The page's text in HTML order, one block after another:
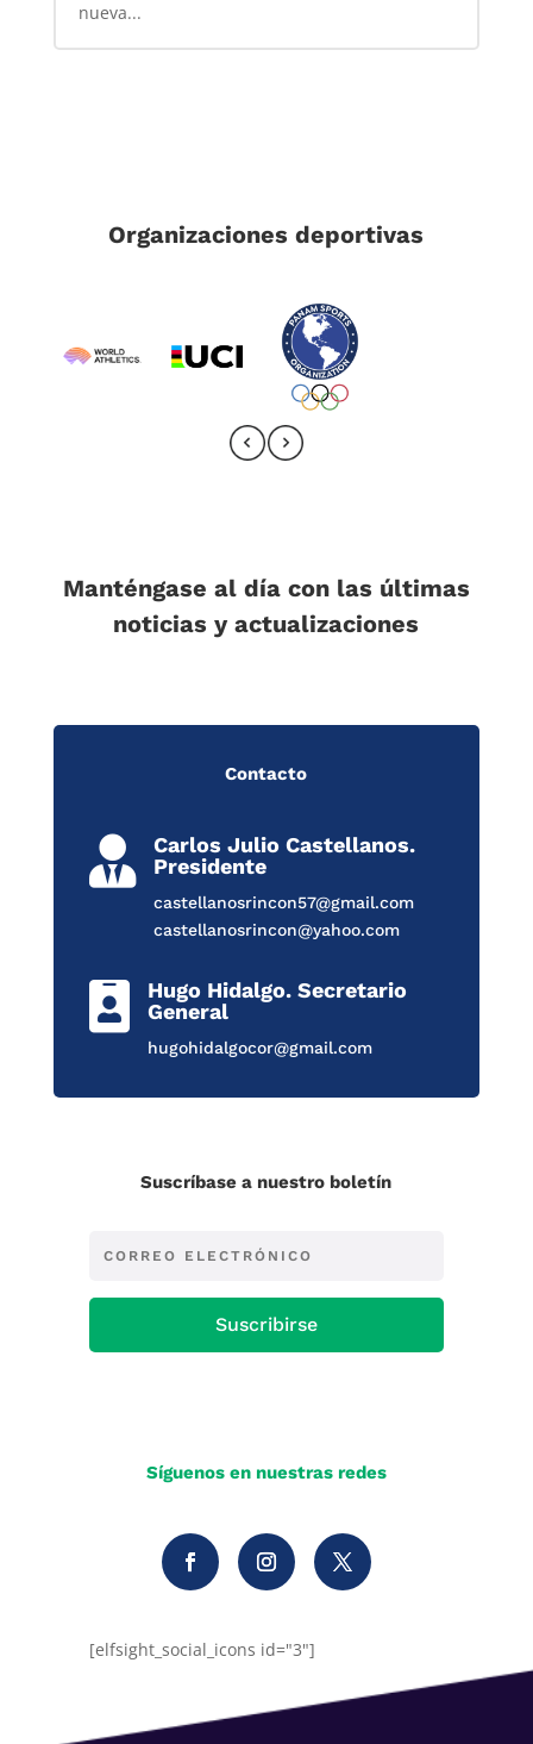
nueva...
Organizaciones deportivas
Manténgase al día con las últimas
noticias y actualizaciones
Contacto

Carlos Julio Castellanos.
Presidente
castellanosrincon57@gmail.com
castellanosrincon@yahoo.com

Hugo Hidalgo. Secretario
General
hugohidalgocor@gmail.com
Suscríbase a nuestro boletín
Suscribirse
Síguenos en nuestras redes
[elfsight_social_icons id="3"]